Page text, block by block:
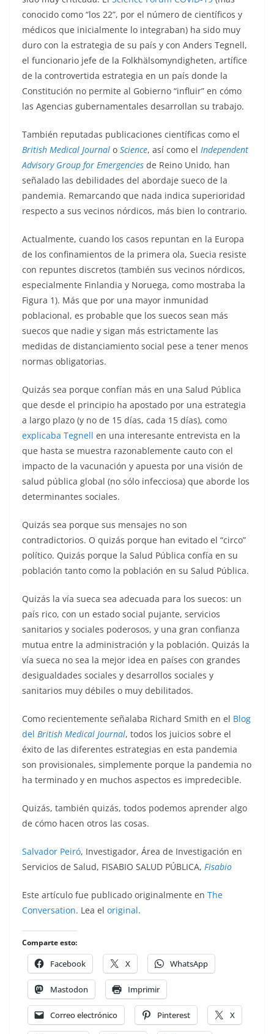
conocido como “los 22”, por el número de científicos y
médicos que inicialmente lo integraban) ha sido muy
duro con la estrategia de su país y con Anders Tegnell,
el funcionario jefe de la Folkhälsomyndigheten, artífice
de la controvertida estrategia en un país donde la
Constitución no permite al Gobierno “influir” en cómo
las Agencias gubernamentales desarrollan su trabajo.
También reputadas publicaciones científicas como el
British Medical Journal o Science, así como el Independent
Advisory Group for Emergencies de Reino Unido, han
señalado las debilidades del abordaje sueco de la
pandemia. Remarcando que nada indica superioridad
respecto a sus vecinos nórdicos, más bien lo contrario.
Actualmente, cuando los casos repuntan en la Europa
de los confinamientos de la primera ola, Suecia resiste
con repuntes discretos (también sus vecinos nórdicos,
especialmente Finlandia y Noruega, como mostraba la
Figura 1). Más que por una mayor inmunidad
poblacional, es probable que los suecos sean más
suecos que nadie y sigan más estrictamente las
medidas de distanciamiento social pese a tener menos
normas obligatorias.
Quizás sea porque confían más en una Salud Pública
que desde el principio ha apostado por una estrategia
a largo plazo (y no de 15 días, cada 15 días), como
explicaba Tegnell en una interesante entrevista en la
que hasta se muestra razonablemente cauto con el
impacto de la vacunación y apuesta por una visión de
salud pública global (no sólo infecciosa) que aborde los
determinantes sociales.
Quizás sea porque sus mensajes no son
contradictorios. O quizás porque han evitado el “circo”
político. Quizás porque la Salud Pública confía en su
población tanto como la población en su Salud Pública.
Quizás la vía sueca sea adecuada para los suecos: un
país rico, con un estado social pujante, servicios
sanitarios y sociales poderosos, y una gran confianza
mutua entre la administración y la población. Quizás la
vía sueca no sea la mejor idea en países con grandes
desigualdades sociales y desarrollos sociales y
sanitarios muy débiles o muy debilitados.
Como recientemente señalaba Richard Smith en el Blog
del British Medical Journal, todos los juicios sobre el
éxito de las diferentes estrategias en esta pandemia
son provisionales, simplemente porque la pandemia no
ha terminado y en muchos aspectos es impredecible.
Quizás, también quizás, todos podemos aprender algo
de cómo hacen otros las cosas.
Salvador Peiró, Investigador, Área de Investigación en
Servicios de Salud, FISABIO SALUD PÚBLICA, Fisabio
Este artículo fue publicado originalmente en The
Conversation. Lea el original.
Comparte esto:
Facebook X WhatsApp
Mastodon Imprimir
Correo electrónico Pinterest X